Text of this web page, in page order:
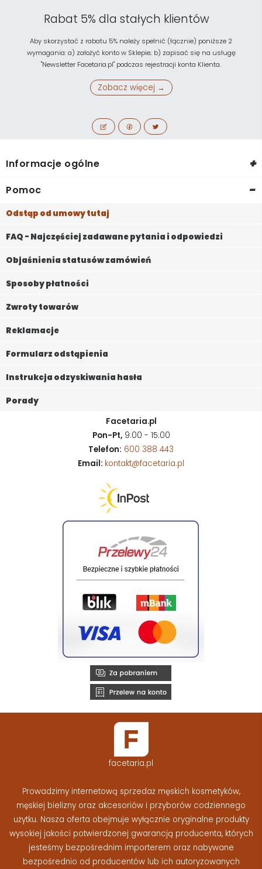
Rabat 5% dla stałych klientów
Aby skorzystać z rabatu 5% należy spełnić (łącznie) poniższe 2
wymagania: a) założyć konto w Sklepie; b) zapisać się na usługę
"Newsletter Facetaria.pl" podczas rejestracji konta Klienta.
Zobacz więcej →
Informacje ogólne +
Pomoc -
Odstąp od umowy tutaj
FAQ - Najczęściej zadawane pytania i odpowiedzi
Objaśnienia statusów zamówień
Sposoby płatności
Zwroty towarów
Reklamacje
Formularz odstąpienia
Instrukcja odzyskiwania hasła
Porady
Facetaria.pl
Pon-Pt,9:00 - 15:00
Telefon: 600 388 443
Email: kontakt@facetaria.pl
facetaria.pl
Prowadzimy internetową sprzedaż męskich kosmetyków,
męskiej bielizny oraz akcesoriów i przyborów codziennego
użytku. Nasza oferta obejmuje wyłącznie oryginalne produkty
wysokiej jakości potwierdzonej gwarancją producenta, których
jesteśmy bezpośrednim importerem oraz nabywane
bezpośrednio od producentów lub ich autoryzowanych